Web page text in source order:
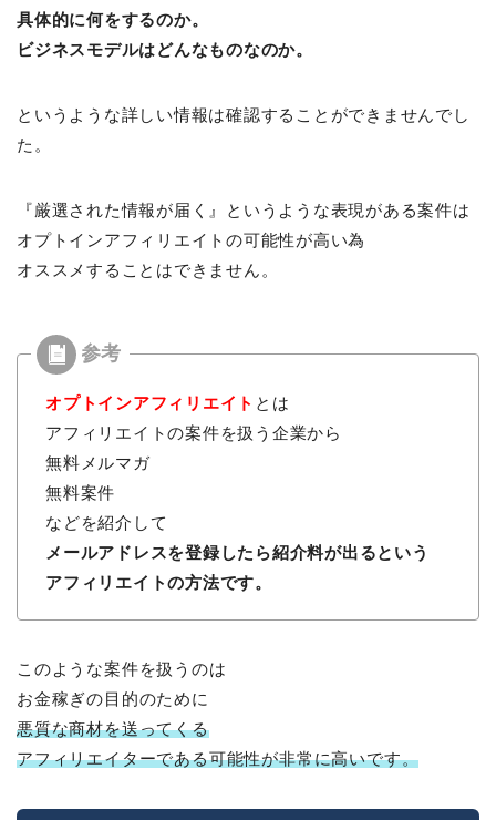
具体的に何をするのか。
ビジネスモデルはどんなものなのか。
というような詳しい情報は確認することができませんでし
た。
『厳選された情報が届く』というような表現がある案件は
オプトインアフィリエイトの可能性が高い為
オススメすることはできません。
オプトインアフィリエイト とは
アフィリエイトの案件を扱う企業から
無料メルマガ
無料案件
などを紹介して
メールアドレスを登録したら紹介料が出るという
アフィリエイトの方法です。
このような案件を扱うのは
お金稼ぎの目的のために
悪質な商材を送ってくる
アフィリエイターである可能性が非常に高いです。